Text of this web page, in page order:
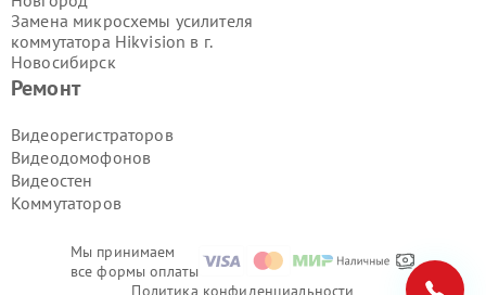
Мы принимаем
все формы оплаты
Ремонт
Видеорегистраторов
Видеодомофонов
Видеостен
Коммутаторов
Замена микросхемы усилителя
коммутатора Hikvision в г.
Новосибирск
Замена микросхемы усилителя
Екатеринбург
Замена микросхемы усилителя
коммутатора Hikvision в г.
Замена микросхемы усилителя
коммутатора Hikvision в г.
коммутатора Hikvision в г.
Волгоград
Замена микросхемы усилителя
коммутатора Hikvision в г.Самара
Политика конфиденциальности